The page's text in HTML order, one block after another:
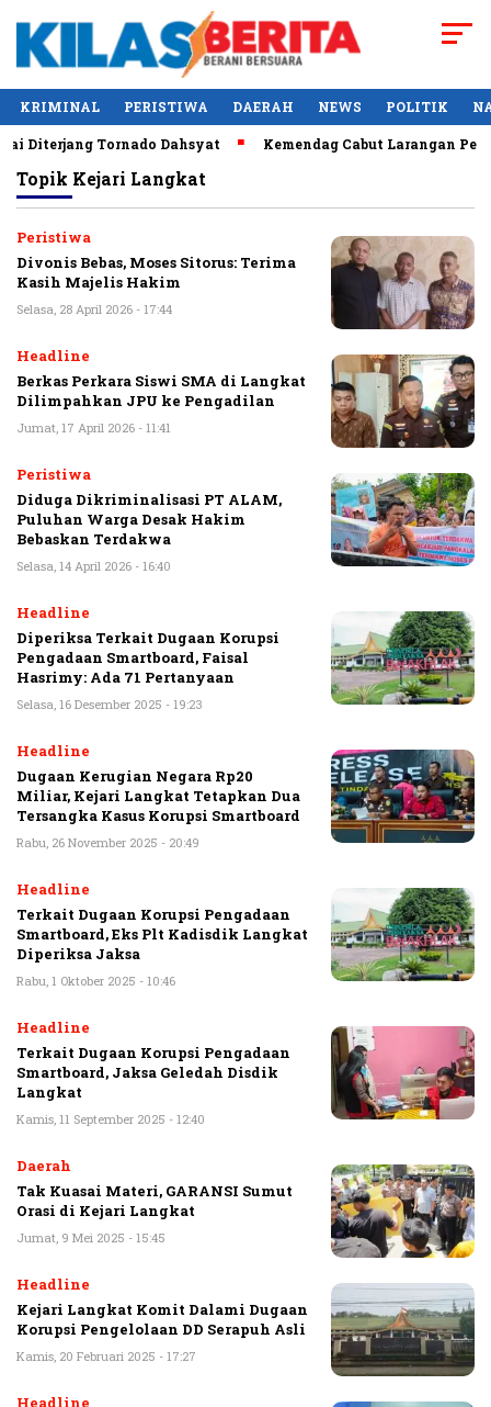
KRIMINAL PERISTIWA DAERAH NEWS POLITIK
Diterjang Tornado Dahsyat Kemendag Cabut Larangan
Topik Kejari Langkat
Peristiwa
Divonis Bebas, Moses Sitorus: Terima
Kasih Majelis Hakim
Selasa, 28 April 2026 - 17:44
Headline
Berkas Perkara Siswi SMA di Langkat
Dilimpahkan JPU ke Pengadilan
Jumat, 17 April 2026 - 11:41
Peristiwa
Diduga Dikriminalisasi PT ALAM,
Puluhan Warga Desak Hakim
Bebaskan Terdakwa
Selasa, 14 April 2026 - 16:40
Headline
Diperiksa Terkait Dugaan Korupsi
Pengadaan Smartboard, Faisal
Hasrimy: Ada 71 Pertanyaan
Selasa, 16 Desember 2025 - 19:23
Headline
Dugaan Kerugian Negara Rp20
Miliar, Kejari Langkat Tetapkan Dua
Tersangka Kasus Korupsi Smartboard
Rabu, 26 November 2025 - 20:49
Headline
Terkait Dugaan Korupsi Pengadaan
Smartboard, Eks Plt Kadisdik Langkat
Diperiksa Jaksa
Rabu, 1 Oktober 2025 - 10:46
Headline
Terkait Dugaan Korupsi Pengadaan
Smartboard, Jaksa Geledah Disdik
Langkat
Kamis, 11 September 2025 - 12:40
Daerah
Tak Kuasai Materi, GARANSI Sumut
Orasi di Kejari Langkat
Jumat, 9 Mei 2025 - 15:45
Headline
Kejari Langkat Komit Dalami Dugaan
Korupsi Pengelolaan DD Serapuh Asli
Kamis, 20 Februari 2025 - 17:27
Headline